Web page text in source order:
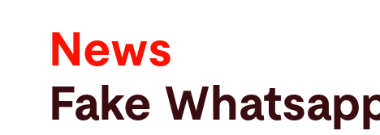
News
Fake